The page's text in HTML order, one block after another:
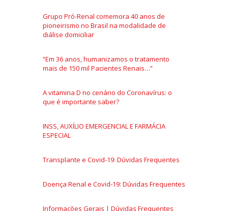
Grupo Pró-Renal comemora 40 anos de
pioneirismo no Brasil na modalidade de
diálise domiciliar
“Em 36 anos, humanizamos o tratamento
mais de 150 mil Pacientes Renais…”
A vitamina D no cenário do Coronavírus: o
que é importante saber?
INSS, AUXÍLIO EMERGENCIAL E FARMÁCIA
ESPECIAL
Transplante e Covid-19: Dúvidas Frequentes
Doença Renal e Covid-19: Dúvidas Frequentes
Informações Gerais | Dúvidas Frequentes